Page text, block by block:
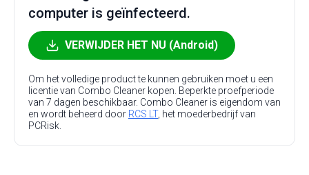
computer is geïnfecteerd.
VERWIJDER HET NU (Android)
Om het volledige product te kunnen gebruiken moet u een
licentie van Combo Cleaner kopen. Beperkte proefperiode
van 7 dagen beschikbaar. Combo Cleaner is eigendom van
en wordt beheerd door RCS LT, het moederbedrijf van
PCRisk.